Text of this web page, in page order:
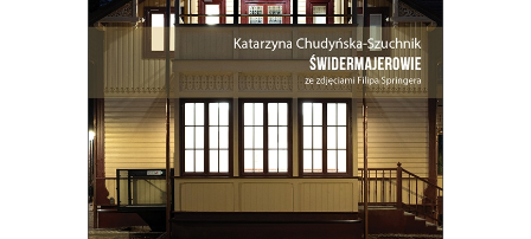
ogniska, domy uśpione i domy
wskrzeszone, domy skarbonki i domy
bezpańskie…
55.00 zł 35.75zł
KSIĄŻKA DO KOSZYKA